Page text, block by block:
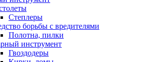
Степлеры
борьбы с вредителями
Полотна, пилки
инструмент
Гвоздодеры